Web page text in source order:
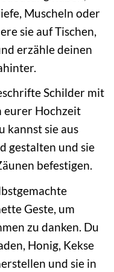
Muscheln oder
sie auf Tischen,
erzähle deinen
Schilder mit
eurer Hochzeit
kannst sie aus
gestalten und sie
befestigen.
Geste, um
zu danken. Du
Honig, Kekse
und sie in